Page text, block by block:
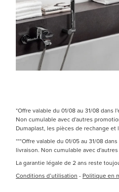
*Offre valable du 01/08 au 31/08
Non cumulable avec d'autres
Dumaplast, les pièces de rechange et
***Offre valable du 01/05 au 31/08
livraison. Non cumulable avec
La garantie légale de 2 ans reste
Conditions d’utilisation - Politique en